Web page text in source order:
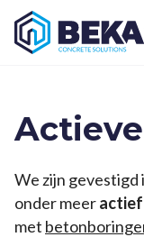
We zijn gevestigd
onder meeractief
met